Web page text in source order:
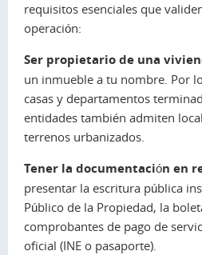
requisitos esenciales que
operación:
Ser propietario de una
un inmueble a tu nombre. Por
casas y departamentos
entidades también admiten
terrenos urbanizados.
Tener la documentación en
presentar la escritura pública
Público de la Propiedad, la
comprobantes de pago de
oficial (INE o pasaporte).